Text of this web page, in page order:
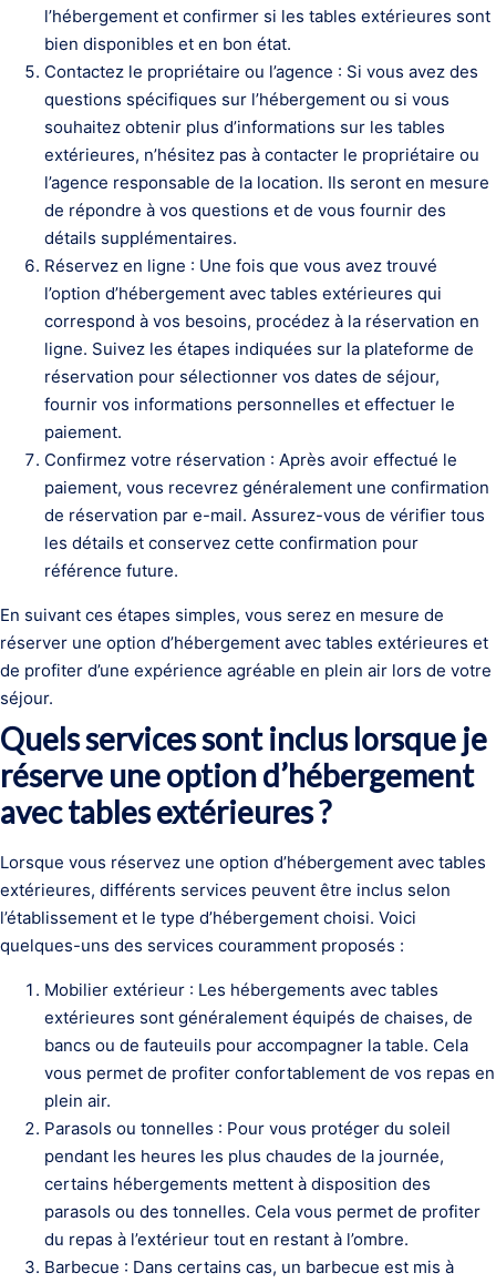
l’hébergement et confirmer si les tables extérieures sont
bien disponibles et en bon état.
Contactez le propriétaire ou l’agence : Si vous avez des
questions spécifiques sur l’hébergement ou si vous
souhaitez obtenir plus d’informations sur les tables
extérieures, n’hésitez pas à contacter le propriétaire ou
l’agence responsable de la location. Ils seront en mesure
de répondre à vos questions et de vous fournir des
détails supplémentaires.
Réservez en ligne : Une fois que vous avez trouvé
l’option d’hébergement avec tables extérieures qui
correspond à vos besoins, procédez à la réservation en
ligne. Suivez les étapes indiquées sur la plateforme de
réservation pour sélectionner vos dates de séjour,
fournir vos informations personnelles et effectuer le
paiement.
Confirmez votre réservation : Après avoir effectué le
paiement, vous recevrez généralement une confirmation
de réservation par e-mail. Assurez-vous de vérifier tous
les détails et conservez cette confirmation pour
référence future.
En suivant ces étapes simples, vous serez en mesure de
réserver une option d’hébergement avec tables extérieures et
de profiter d’une expérience agréable en plein air lors de votre
séjour.
Quels services sont inclus lorsque je
réserve une option d’hébergement
avec tables extérieures ?
Lorsque vous réservez une option d’hébergement avec tables
extérieures, différents services peuvent être inclus selon
l’établissement et le type d’hébergement choisi. Voici
quelques-uns des services couramment proposés :
Mobilier extérieur : Les hébergements avec tables
extérieures sont généralement équipés de chaises, de
bancs ou de fauteuils pour accompagner la table. Cela
vous permet de profiter confortablement de vos repas en
plein air.
Parasols ou tonnelles : Pour vous protéger du soleil
pendant les heures les plus chaudes de la journée,
certains hébergements mettent à disposition des
parasols ou des tonnelles. Cela vous permet de profiter
du repas à l’extérieur tout en restant à l’ombre.
Barbecue : Dans certains cas, un barbecue est mis à